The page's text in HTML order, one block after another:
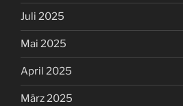
Juli 2025
Mai 2025
April 2025
März 2025